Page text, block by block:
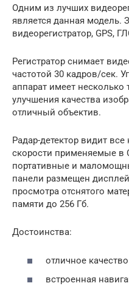
Одним из лучших
является данная модель.
видеорегистратор, GPS,
Регистратор снимает
частотой 30 кадров/сек.
аппарат имеет несколько
улучшения качества
отличный объектив.
Радар-детектор видит
скорости применяемые в
портативные и
панели размещен
просмотра отснятого
памяти до 256 Гб.
Достоинства:
отличное
встроенная